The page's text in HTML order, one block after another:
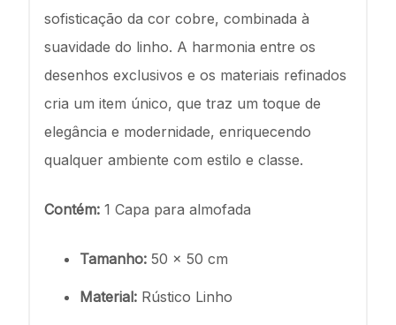
sofisticação da cor cobre, combinada à
suavidade do linho. A harmonia entre os
desenhos exclusivos e os materiais refinados
cria um item único, que traz um toque de
elegância e modernidade, enriquecendo
qualquer ambiente com estilo e classe.
Contém: 1 Capa para almofada
Tamanho: 50 x 50 cm
Material: Rústico Linho